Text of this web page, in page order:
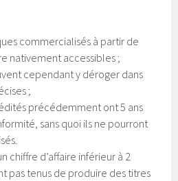
commercialisés à partir de
nativement accessibles ;
cependant y déroger dans
;
précédemment ont 5 ans
sans quoi ils ne pourront
chiffre d’affaire inférieur à 2
pas tenus de produire des titres